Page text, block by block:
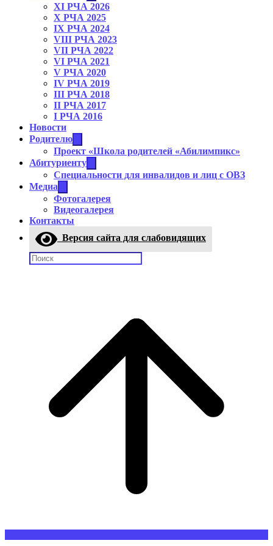
XI РЧА 2026
X РЧА 2025
IX РЧА 2024
VIII РЧА 2023
VII РЧА 2022
VI РЧА 2021
V РЧА 2020
IV РЧА 2019
III РЧА 2018
II РЧА 2017
I РЧА 2016
Новости
Родителю
Проект «Школа родителей «Абилимпикс»
Абитуриенту
Cпециальности для инвалидов и лиц с ОВЗ
Медиа
Фотогалерея
Видеогалерея
Контакты
Версия сайта для слабовидящих
Поиск: